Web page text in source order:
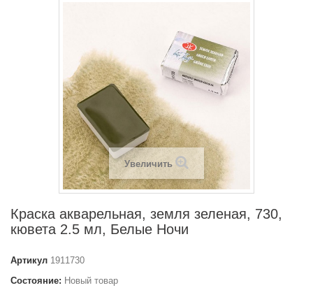
Увеличить
Краска акварельная, земля зеленая, 730,
кювета 2.5 мл, Белые Ночи
Артикул 1911730
Состояние: Новый товар